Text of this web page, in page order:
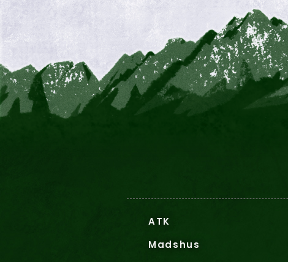
ATK
Madshus